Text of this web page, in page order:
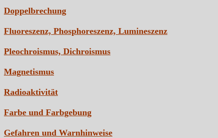
Doppelbrechung
Fluoreszenz, Phosphoreszenz, Lumineszenz
Pleochroismus, Dichroismus
Magnetismus
Radioaktivität
Farbe und Farbgebung
Gefahren und Warnhinweise